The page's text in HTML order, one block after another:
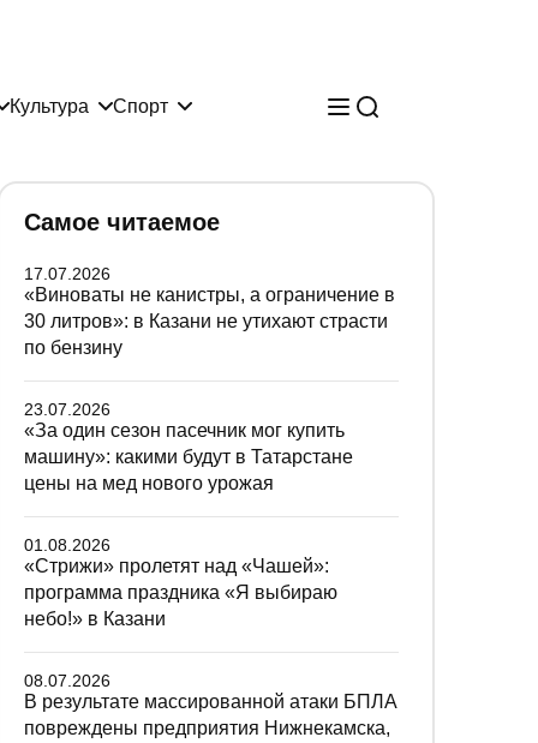
Культура Спорт
Самое читаемое
17.07.2026
«Виноваты не канистры, а ограничение в
30 литров»: в Казани не утихают страсти
по бензину
23.07.2026
«За один сезон пасечник мог купить
машину»: какими будут в Татарстане
цены на мед нового урожая
01.08.2026
«Стрижи» пролетят над «Чашей»:
программа праздника «Я выбираю
небо!» в Казани
08.07.2026
В результате массированной атаки БПЛА
повреждены предприятия Нижнекамска,